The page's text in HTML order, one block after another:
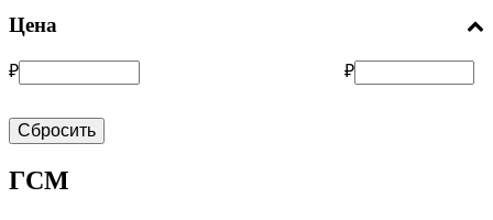
Цена
₽ ₽
Сбросить
ГСМ